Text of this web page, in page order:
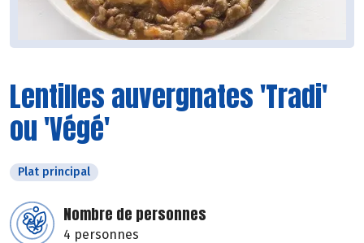
Lentilles auvergnates 'Tradi'
ou 'Végé'
Plat principal
Nombre de personnes
4 personnes